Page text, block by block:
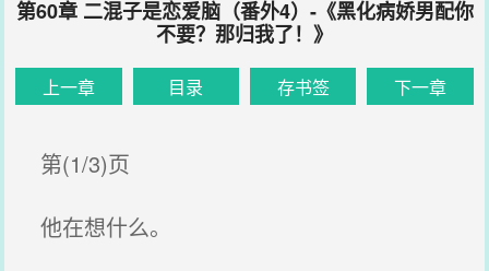
第60章 二混子是恋爱脑（番外4）-《黑化病娇男配你
不要？那归我了！》
上一章 目录 存书签 下一章
第(1/3)页
他在想什么。